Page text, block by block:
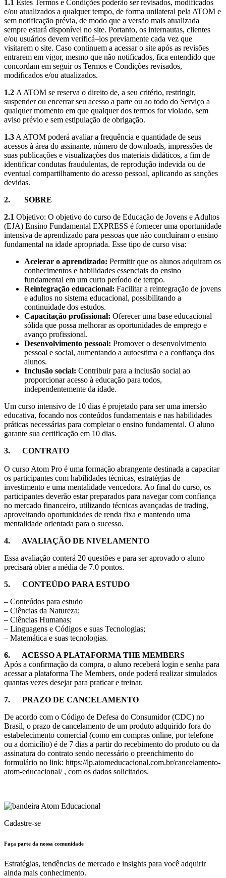
1.1
Estes Termos e Condições poderão ser revisados, modificados
e/ou atualizados a qualquer tempo, de forma unilateral pela ATOM e
sem notificação prévia, de modo que a versão mais atualizada
sempre estará disponível no site. Portanto, os internautas, clientes
e/ou usuários devem verificá–los previamente cada vez que
visitarem o site. Caso continuem a acessar o site após as revisões
entrarem em vigor, mesmo que não notificados, fica entendido que
concordam em seguir os Termos e Condições revisados,
modificados e/ou atualizados.
1.2 A ATOM se reserva o direito de, a seu critério, restringir,
suspender ou encerrar seu acesso a parte ou ao todo do Serviço a
qualquer momento em que qualquer dos termos for violado, sem
aviso prévio e sem estipulação de obrigação.
1.3 A ATOM poderá avaliar a frequência e quantidade de seus
acessos à área do assinante, número de downloads, impressões de
suas publicações e visualizações dos materiais didáticos, a fim de
identificar condutas fraudulentas, de reprodução indevida ou de
eventual compartilhamento do acesso pessoal, aplicando as sanções
devidas.
2. SOBRE
2.1 Objetivo: O objetivo do curso de Educação de Jovens e Adultos
(EJA) Ensino Fundamental EXPRESS é fornecer uma oportunidade
intensiva de aprendizado para pessoas que não concluíram o ensino
fundamental na idade apropriada. Esse tipo de curso visa:
Acelerar o aprendizado: Permitir que os alunos adquiram os
conhecimentos e habilidades essenciais do ensino
fundamental em um curto período de tempo.
Reintegração educacional: Facilitar a reintegração de jovens
e adultos no sistema educacional, possibilitando a
continuidade dos estudos.
Capacitação profissional: Oferecer uma base educacional
sólida que possa melhorar as oportunidades de emprego e
avanço profissional.
Desenvolvimento pessoal: Promover o desenvolvimento
pessoal e social, aumentando a autoestima e a confiança dos
alunos.
Inclusão social: Contribuir para a inclusão social ao
proporcionar acesso à educação para todos,
independentemente da idade.
Um curso intensivo de 10 dias é projetado para ser uma imersão
educativa, focando nos conteúdos fundamentais e nas habilidades
práticas necessárias para completar o ensino fundamental. O aluno
garante sua certificação em 10 dias.
3. CONTRATO
O curso Atom Pro é uma formação abrangente destinada a capacitar
os participantes com habilidades técnicas, estratégias de
investimento e uma mentalidade vencedora. Ao final do curso, os
participantes deverão estar preparados para navegar com confiança
no mercado financeiro, utilizando técnicas avançadas de trading,
aproveitando oportunidades de renda fixa e mantendo uma
mentalidade orientada para o sucesso.
4. AVALIAÇÃO DE NIVELAMENTO
Essa avaliação conterá 20 questões e para ser aprovado o aluno
precisará obter a média de 7.0 pontos.
5. CONTEÚDO PARA ESTUDO
– Conteúdos para estudo
– Ciências da Natureza;
– Ciências Humanas;
– Linguagens e Códigos e suas Tecnologias;
– Matemática e suas tecnologias.
6. ACESSO A PLATAFORMA THE MEMBERS
Após a confirmação da compra, o aluno receberá login e senha para
acessar a plataforma The Members, onde poderá realizar simulados
quantas vezes desejar para praticar e treinar.
7. PRAZO DE CANCELAMENTO
De acordo com o Código de Defesa do Consumidor (CDC) no
Brasil, o prazo de cancelamento de um produto adquirido fora do
estabelecimento comercial (como em compras online, por telefone
ou a domicílio) é de 7 dias a partir do recebimento do produto ou da
assinatura do contrato sendo necessário o preenchimento do
formulário no link: https://lp.atomeducacional.com.br/cancelamento-
atom-educacional/ , com os dados solicitados.
Cadastre-se
Faça parte da nossa comunidade
Estratégias, tendências de mercado e insights para você adquirir
ainda mais conhecimento.